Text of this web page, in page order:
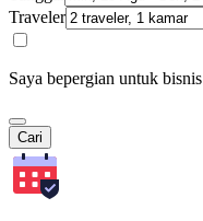
Traveler
Saya bepergian untuk bisnis
Cari